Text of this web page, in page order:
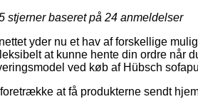
stjerner baseret på 24 anmeldelser
yder nu et hav af forskellige
at kunne hente din ordre når
ved køb af Hübsch
at få produkterne sendt